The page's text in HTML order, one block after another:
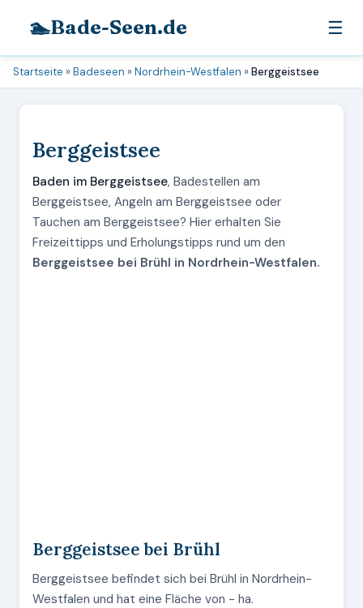
🏊Bade-Seen.de ☰
Startseite »Badeseen »Nordrhein-Westfalen »Berggeistsee
Berggeistsee
Baden im Berggeistsee, Badestellen am
Berggeistsee, Angeln am Berggeistsee oder
Tauchen am Berggeistsee? Hier erhalten Sie
Freizeittipps und Erholungstipps rund um den
Berggeistsee bei Brühl in Nordrhein-Westfalen.
Berggeistsee bei Brühl
Berggeistsee befindet sich bei Brühl in Nordrhein-
Westfalen und hat eine Fläche von - ha.